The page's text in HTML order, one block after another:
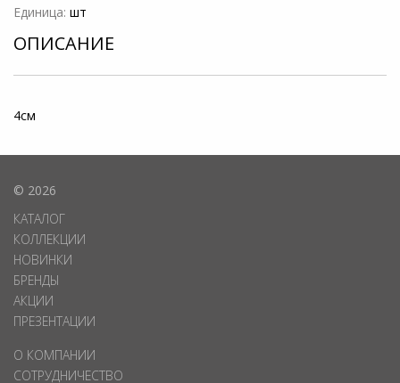
Единица: шт
ОПИСАНИЕ
4см
© 2026
КАТАЛОГ
КОЛЛЕКЦИИ
НОВИНКИ
БРЕНДЫ
АКЦИИ
ПРЕЗЕНТАЦИИ
О КОМПАНИИ
СОТРУДНИЧЕСТВО